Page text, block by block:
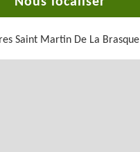
Saint Martin De La Brasque